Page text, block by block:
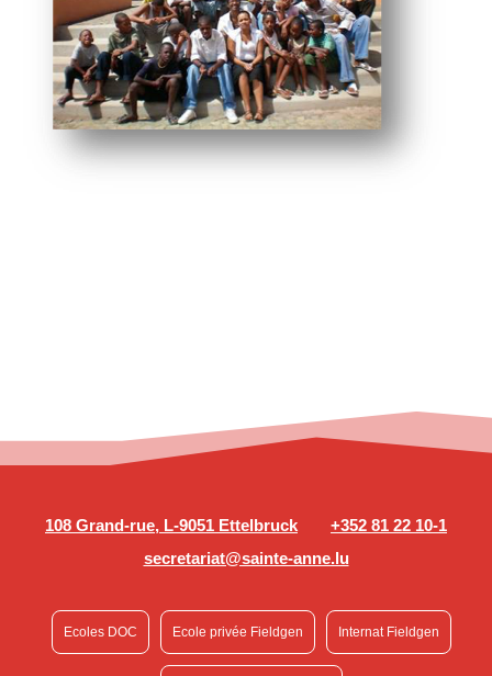
108 Grand-rue, L-9051 Ettelbruck
+352 81 22 10-1
secretariat@sainte-anne.lu
Ecoles DOC Ecole privée Fieldgen Internat Fieldgen